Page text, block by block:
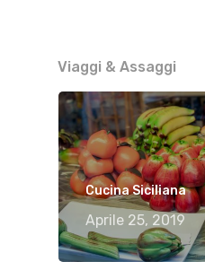
Viaggi & Assaggi
Cucina Siciliana
Aprile 25, 2019